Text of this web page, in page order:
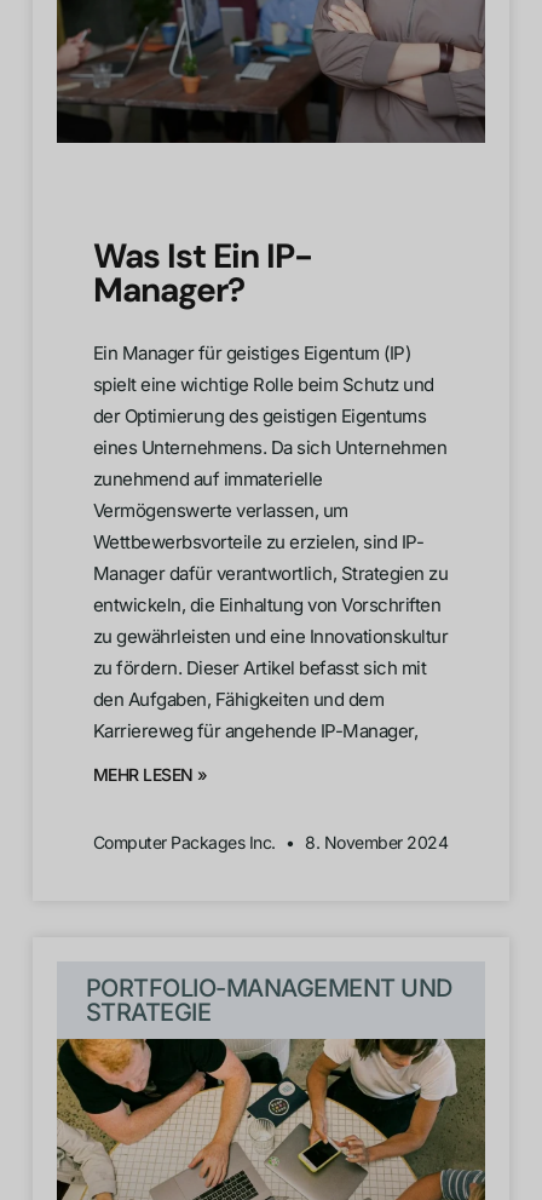
Was Ist Ein IP-
Manager?
Ein Manager für geistiges Eigentum (IP)
spielt eine wichtige Rolle beim Schutz und
der Optimierung des geistigen Eigentums
eines Unternehmens. Da sich Unternehmen
zunehmend auf immaterielle
Vermögenswerte verlassen, um
Wettbewerbsvorteile zu erzielen, sind IP-
Manager dafür verantwortlich, Strategien zu
entwickeln, die Einhaltung von Vorschriften
zu gewährleisten und eine Innovationskultur
zu fördern. Dieser Artikel befasst sich mit
den Aufgaben, Fähigkeiten und dem
Karriereweg für angehende IP-Manager,
MEHR LESEN »
Computer Packages Inc. 8. November 2024
PORTFOLIO-MANAGEMENT UND
STRATEGIE